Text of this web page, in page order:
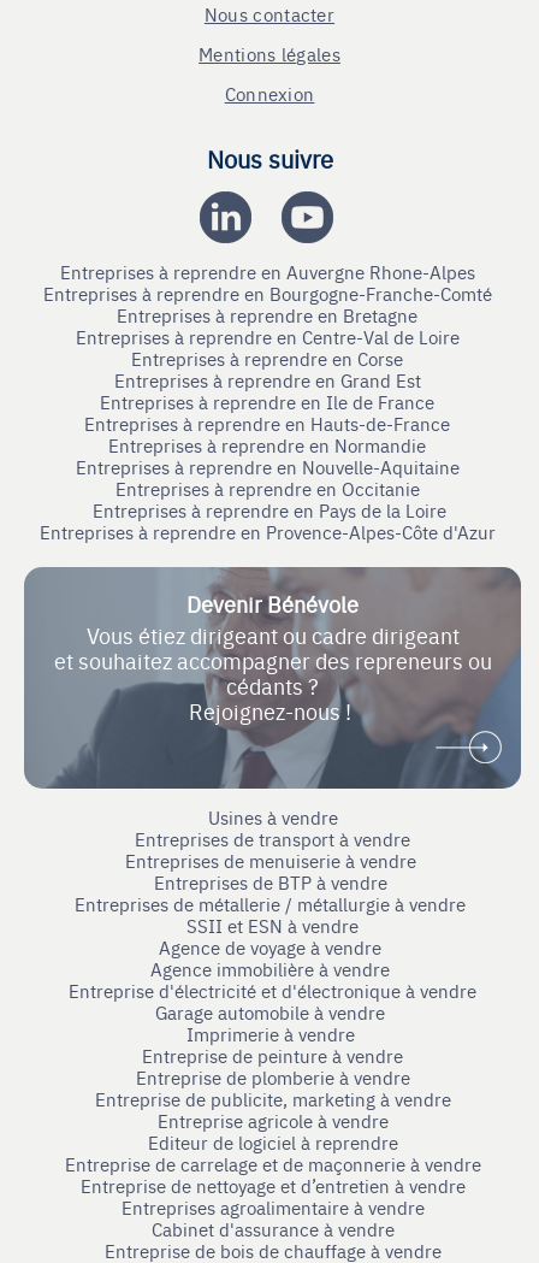
Nous contacter
Mentions légales
Connexion
Nous suivre
Entreprises à reprendre en Auvergne Rhone-Alpes
Entreprises à reprendre en Bourgogne-Franche-Comté
Entreprises à reprendre en Bretagne
Entreprises à reprendre en Centre-Val de Loire
Entreprises à reprendre en Corse
Entreprises à reprendre en Grand Est
Entreprises à reprendre en Ile de France
Entreprises à reprendre en Hauts-de-France
Entreprises à reprendre en Normandie
Entreprises à reprendre en Nouvelle-Aquitaine
Entreprises à reprendre en Occitanie
Entreprises à reprendre en Pays de la Loire
Entreprises à reprendre en Provence-Alpes-Côte d'Azur
Devenir Bénévole
Vous étiez dirigeant ou cadre dirigeant
et souhaitez accompagner des repreneurs ou
cédants ?
Rejoignez-nous !
Usines à vendre
Entreprises de transport à vendre
Entreprises de menuiserie à vendre
Entreprises de BTP à vendre
Entreprises de métallerie / métallurgie à vendre
SSII et ESN à vendre
Agence de voyage à vendre
Agence immobilière à vendre
Entreprise d'électricité et d'électronique à vendre
Garage automobile à vendre
Imprimerie à vendre
Entreprise de peinture à vendre
Entreprise de plomberie à vendre
Entreprise de publicite, marketing à vendre
Entreprise agricole à vendre
Editeur de logiciel à reprendre
Entreprise de carrelage et de maçonnerie à vendre
Entreprise de nettoyage et d’entretien à vendre
Entreprises agroalimentaire à vendre
Cabinet d'assurance à vendre
Entreprise de bois de chauffage à vendre